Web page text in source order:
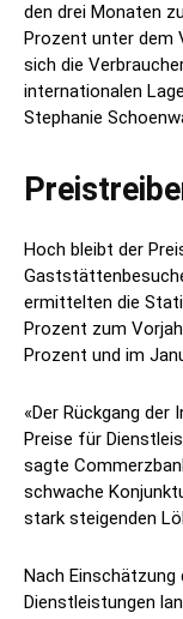
den drei Monaten
Prozent unter dem
sich die
internationalen
Stephanie
Hoch bleibt der
ermittelten die
Prozent zum
Prozent und im
«Der Rückgang der
Preise für
sagte
schwache
stark steigenden
Nach
Dienstleistungen